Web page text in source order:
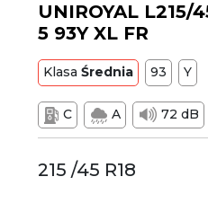
UNIROYAL L215/
5 93Y XL FR
KlasaŚrednia 93 Y
C A 72 dB
215 /45 R18